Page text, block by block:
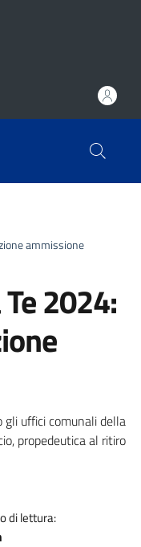
ammissione
2024:
gli uffici comunali della
propedeutica al ritiro
di lettura: